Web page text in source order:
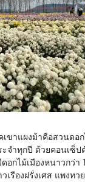
ขาแผงม้าคือสวนดอ
จำทุกปี ด้วยคอนเซ็
อกไม้เมืองหนาวกว่า
เรืองฝรั่งเศส แพงทว